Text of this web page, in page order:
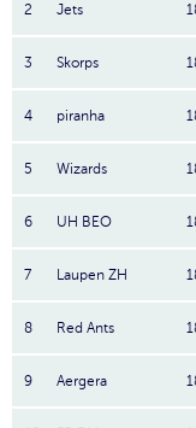
2 Jets
3 Skorps
4 piranha
5 Wizards
6 UH BEO
7 Laupen ZH
8 Red Ants
9 Aergera